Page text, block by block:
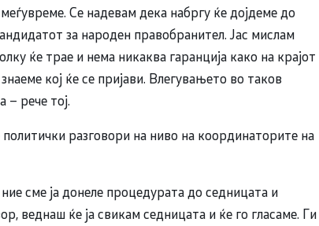
Се надевам дека набргу ќе дојдеме до
за народен правобранител. Јас мислам
ќе трае и нема никаква гаранција како на крајот
кој ќе се пријави. Влегувањето во таков
– рече тој.
разговори на ниво на координаторите на
сме ја донеле процедурата до седницата и
веднаш ќе ја свикам седницата и ќе го гласаме. Ги